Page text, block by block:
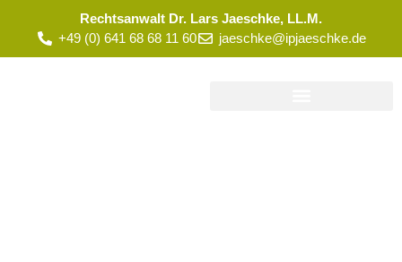
Rechtsanwalt Dr. Lars Jaeschke, LL.M.
+49 (0) 641 68 68 11 60
jaeschke@ipjaeschke.de